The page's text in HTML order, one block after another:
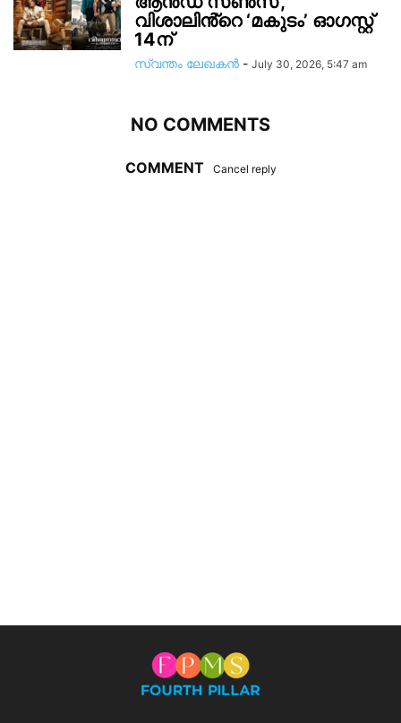
വിശാലിൻ്റെ ‘മകുടം’ ഓഗസ്റ്റ്
14ന്
സ്വന്തം ലേഖകന്‍ - July 30, 2026, 5:47 am
NO COMMENTS
COMMENT Cancel reply